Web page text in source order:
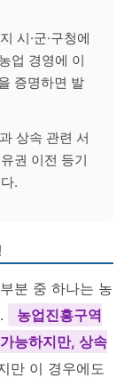
시·군·구청에
업 경영에 이
증명하면 발
상속 관련 서
권 이전 등기
.
분 중 하나는 농
농업진흥구역
능하지만, 상속
만 이 경우에도